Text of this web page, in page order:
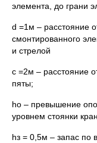
элемента, до грани
d =1м – расстояние
смонтированного
и стрелой
c =2м – расстояние
пяты;
hо – превышение
уровнем стоянки
hз = 0,5м – запас по